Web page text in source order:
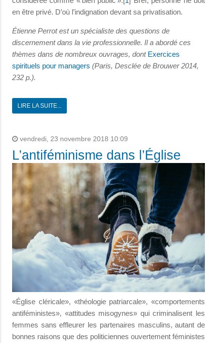
en être privé. D’où l’indignation devant sa privatisation.
Étienne Perrot est un spécialiste des questions de
discernement dans la vie professionnelle. Il a abordé ces
thèmes dans de nombreux ouvrages, dont Exercices
spirituels pour managers (Paris, Desclée de Brouwer 2014,
232 p.).
LIRE LA SUITE...
vendredi, 23 novembre 2018 10:09
L’antiféminisme dans l’Église
«Église cléricale», «théologie patriarcale», «comportements
antiféministes», «attitudes misogynes» qui criminalisent les
femmes sans effleurer les partenaires masculins, autant de
bonnes raisons que des politiciennes ouvertement féministes